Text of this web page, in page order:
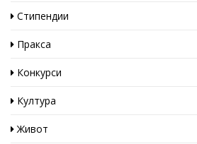
Стипендии
Пракса
Конкурси
Култура
Живот